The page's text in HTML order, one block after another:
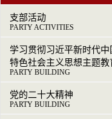
支部活动
PARTY ACTIVITIES
学习贯彻习近平新时代中
特色社会主义思想主题教
PARTY BUILDING
党的二十大精神
PARTY BUILDING